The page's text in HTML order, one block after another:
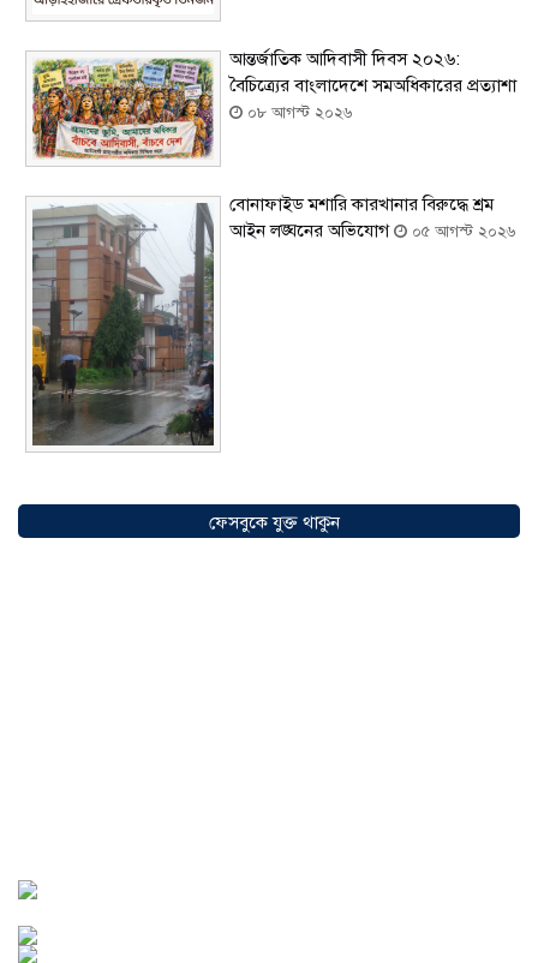
আন্তর্জাতিক আদিবাসী দিবস ২০২৬:
বৈচিত্র্যের বাংলাদেশে সমঅধিকারের প্রত্যাশা
০৮ আগস্ট ২০২৬
বোনাফাইড মশারি কারখানার বিরুদ্ধে শ্রম
আইন লঙ্ঘনের অভিযোগ
০৫ আগস্ট ২০২৬
অগ্রযাত্রায় নতুন অধ্যায়, উদ্বোধন হলো ‘শিফা
মোহাম্মদিয়া ফিশারিজ’
০৫ আগস্ট ২০২৬
ফেসবুকে যুক্ত থাকুন